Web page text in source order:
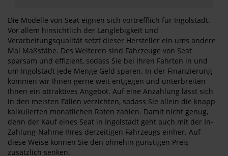
Die Modelle von Seat eignen sich vortrefflich für Ingolstadt.
Vor allem hinsichtlich der Langlebigkeit und
Verarbeitungsqualität setzt dieser Hersteller ein ums andere
Mal Maßstäbe. Des Weiteren sind Fahrzeuge von Seat
sparsam und effizient, sodass Sie bei Ihren Fahrten in und
um Ingolstadt jede Menge Geld sparen. In der Finanzierung
kommen wir Ihnen gerne weit entgegen und unterbreiten
Ihnen ein attraktives Angebot. Auf eine Anzahlung lässt sich
in den meisten Fällen verzichten, sodass Sie allein die knapp
kalkulierten monatlichen Raten zahlen. Damit nicht genug,
denn der Kauf eines Seat in Ingolstadt geht auch mit der In-
Zahlung-Nahme Ihres derzeitigen Fahrzeugs einher. Auf
diese Weise können Sie den ohnehin günstigen Preis
zusätzlich senken.